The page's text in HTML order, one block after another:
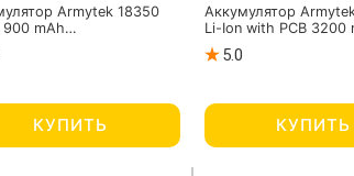
Armytek 18350
900 mAh
КУПИТЬ
Аккумулятор
Li-Ion with PCB 3200
(защищенный)
5.0
КУПИТЬ